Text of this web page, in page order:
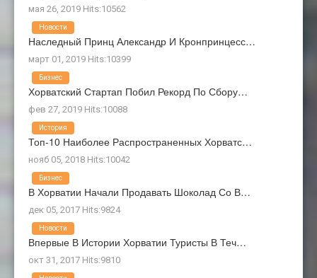
мая 26, 2019 Hits:10562
Наследный Принц Александр И Кронпринцесс…
март 01, 2019 Hits:10399
Новости
Хорватский Стартап Побил Рекорд По Сбору…
фев 27, 2019 Hits:10088
Бизнес
Топ-10 Наиболее Распространенных Хорватс…
нояб 05, 2018 Hits:10042
История
В Хорватии Начали Продавать Шоколад Со В…
дек 05, 2017 Hits:9824
Бизнес
Впервые В Истории Хорватии Туристы В Теч…
окт 31, 2017 Hits:9810
Новости